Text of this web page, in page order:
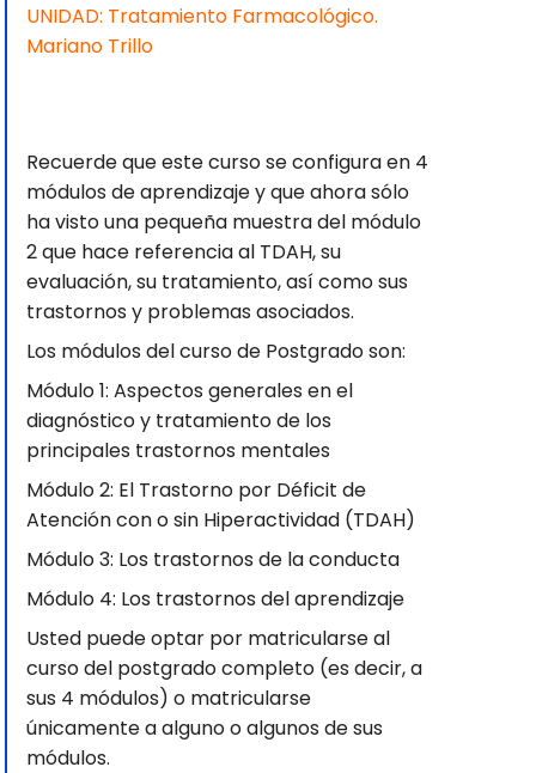
UNIDAD: Tratamiento Farmacológico.
Mariano Trillo
Recuerde que este curso se configura en 4
módulos de aprendizaje y que ahora sólo
ha visto una pequeña muestra del módulo
2 que hace referencia al TDAH, su
evaluación, su tratamiento, así como sus
trastornos y problemas asociados.
Los módulos del curso de Postgrado son:
Módulo 1: Aspectos generales en el
diagnóstico y tratamiento de los
principales trastornos mentales
Módulo 2: El Trastorno por Déficit de
Atención con o sin Hiperactividad (TDAH)
Módulo 3: Los trastornos de la conducta
Módulo 4: Los trastornos del aprendizaje
Usted puede optar por matricularse al
curso del postgrado completo (es decir, a
sus 4 módulos) o matricularse
únicamente a alguno o algunos de sus
módulos.